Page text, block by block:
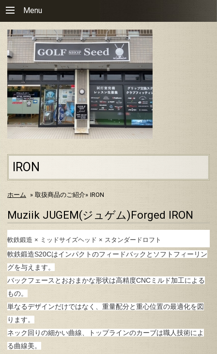
Menu
IRON
ホーム » 取扱商品のご紹介» IRON
Muziik JUGEM(ジュゲム)Forged IRON
軟鉄鍛造 × ミッドサイズヘッド × スタンダードロフト
軟鉄鍛造S20Cはインパクトのフィードバックとソフトフィーリン
グを与えます。
バックフェースとおおまかな形状は高精度CNCミルド加工による
もの。
単なるデザインだけではなく、重量配分と重心位置の最適化を図
ります。
ネック回りの細かい曲線、トップラインのカーブは職人技術によ
る曲線美。